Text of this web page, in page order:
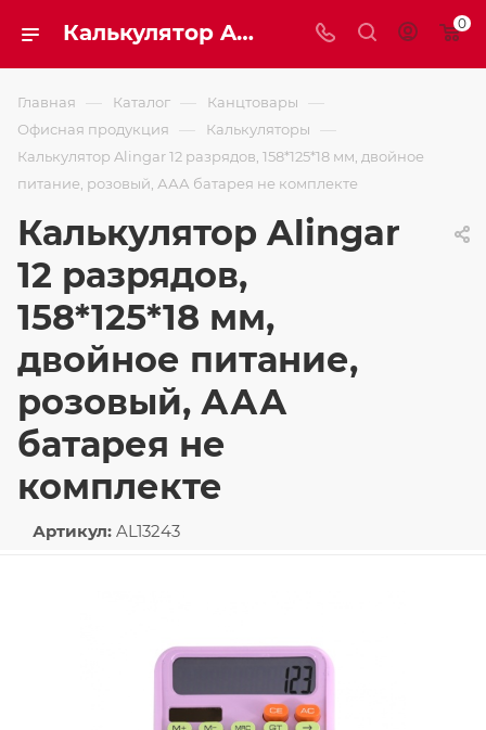
Калькулятор Alingar 12 разрядов, 158*125*18 мм, двойное питание, розовый, ААА батарея не комплекте 0
Главная — Каталог — Канцтовары —
Офисная продукция — Калькуляторы —
Калькулятор Alingar 12 разрядов, 158*125*18 мм, двойное
питание, розовый, ААА батарея не комплекте
Калькулятор Alingar
12 разрядов,
158*125*18 мм,
двойное питание,
розовый, ААА
батарея не
комплекте
Артикул: AL13243